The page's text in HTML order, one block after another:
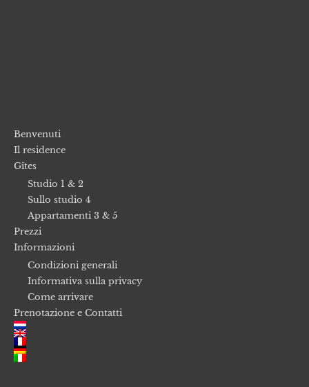
Benvenuti
Il residence
Gîtes
Studio 1 & 2
Sullo studio 4
Appartamenti 3 & 5
Prezzi
Informazioni
Condizioni generali
Informativa sulla privacy
Come arrivare
Prenotazione e Contatti